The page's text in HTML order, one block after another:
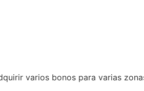
varios bonos para varias